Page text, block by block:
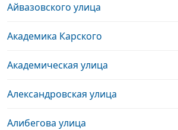
Айвазовского улица
Академика Карского
Академическая улица
Александровская улица
Алибегова улица